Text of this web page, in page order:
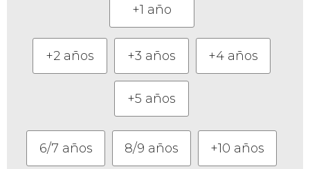
+1 año
+2 años +3 años +4 años
+5 años
6/7 años 8/9 años +10 años